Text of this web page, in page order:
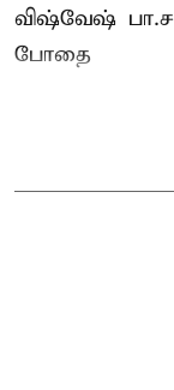
விஷ்வேஷ்
போதை